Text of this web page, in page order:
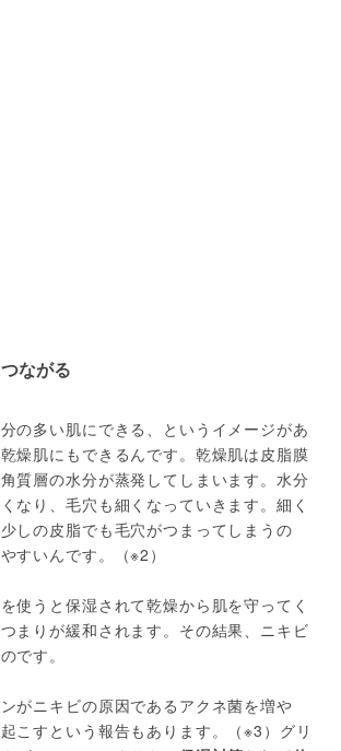
ながる
の多い肌にできる、というイメージがあ
燥肌にもできるんです。乾燥肌は皮脂膜
質層の水分が蒸発してしまいます。水分
なり、毛穴も細くなっていきます。細く
しの皮脂でも毛穴がつまってしまうの
すいんです。（※2）
使うと保湿されて乾燥から肌を守ってく
まりが緩和されます。その結果、ニキビ
です。
がニキビの原因であるアクネ菌を増や
こすという報告もあります。（※3）グリ